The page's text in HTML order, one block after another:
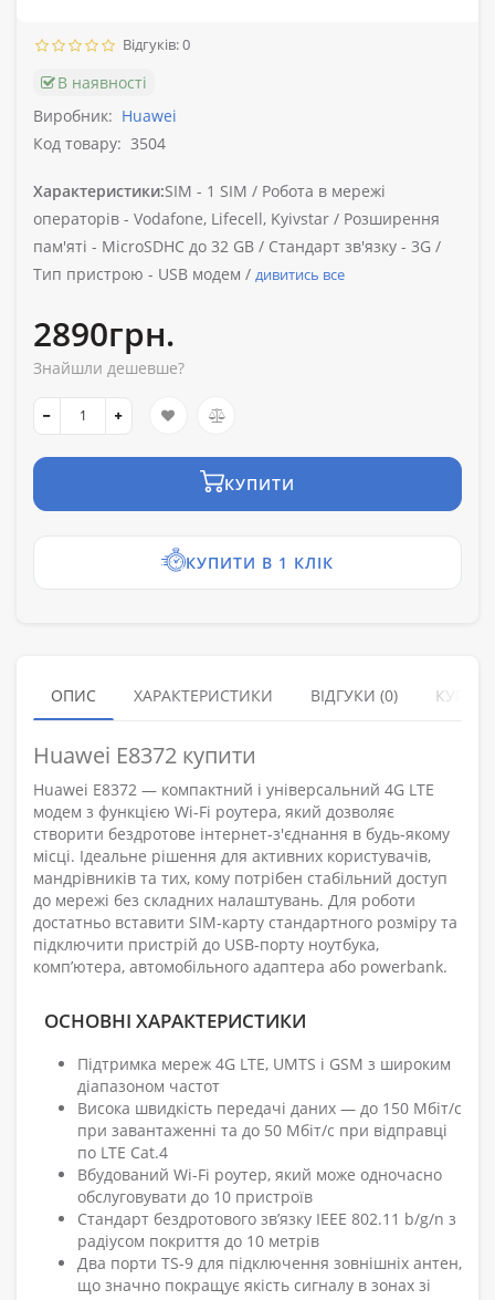
Відгуків: 0
В наявності
Виробник: Huawei
Код товару: 3504
Характеристики:SIM - 1 SIM / Робота в мережі
операторів - Vodafone, Lifecell, Kyivstar / Розширення
пам'яті - MicroSDHC до 32 GB / Стандарт зв'язку - 3G /
Тип пристрою - USB модем / дивитись все
2890грн.
Знайшли дешевше?
КУПИТИ
КУПИТИ В 1 КЛІК
ОПИС ХАРАКТЕРИСТИКИ ВІДГУКИ (0)
Huawei E8372 купити
Huawei E8372 — компактний і універсальний 4G LTE
модем з функцією Wi-Fi роутера, який дозволяє
створити бездротове інтернет-з'єднання в будь-якому
місці. Ідеальне рішення для активних користувачів,
мандрівників та тих, кому потрібен стабільний доступ
до мережі без складних налаштувань. Для роботи
достатньо вставити SIM-карту стандартного розміру та
підключити пристрій до USB-порту ноутбука,
комп’ютера, автомобільного адаптера або powerbank.
ОСНОВНІ ХАРАКТЕРИСТИКИ
Підтримка мереж 4G LTE, UMTS і GSM з широким
діапазоном частот
Висока швидкість передачі даних — до 150 Мбіт/с
при завантаженні та до 50 Мбіт/с при відправці
по LTE Cat.4
Вбудований Wi-Fi роутер, який може одночасно
обслуговувати до 10 пристроїв
Стандарт бездротового зв’язку IEEE 802.11 b/g/n з
радіусом покриття до 10 метрів
Два порти TS-9 для підключення зовнішніх антен,
що значно покращує якість сигналу в зонах зі